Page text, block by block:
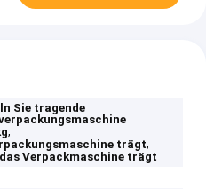
Sie tragende
,
trägt,
das Verpackmaschine trägt